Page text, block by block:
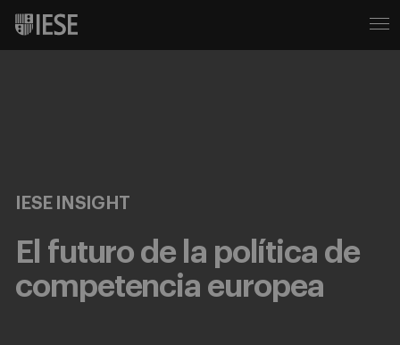
IESE INSIGHT
El futuro de la política de
competencia europea